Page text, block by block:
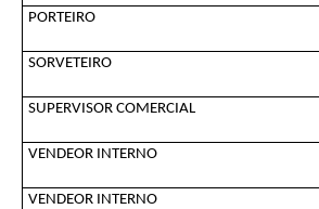
PORTEIRO
SORVETEIRO
SUPERVISOR COMERCIAL
VENDEOR INTERNO
VENDEOR INTERNO